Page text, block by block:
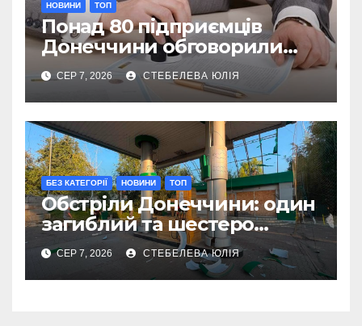
НОВИНИ ТОП
Понад 80 підприємців
Донеччини обговорили
ліцензування під час війни
СЕР 7, 2026 СТЕБЕЛЕВА ЮЛІЯ
БЕЗ КАТЕГОРІЇ НОВИНИ ТОП
Обстріли Донеччини: один
загиблий та шестеро
поранених за добу
СЕР 7, 2026 СТЕБЕЛЕВА ЮЛІЯ